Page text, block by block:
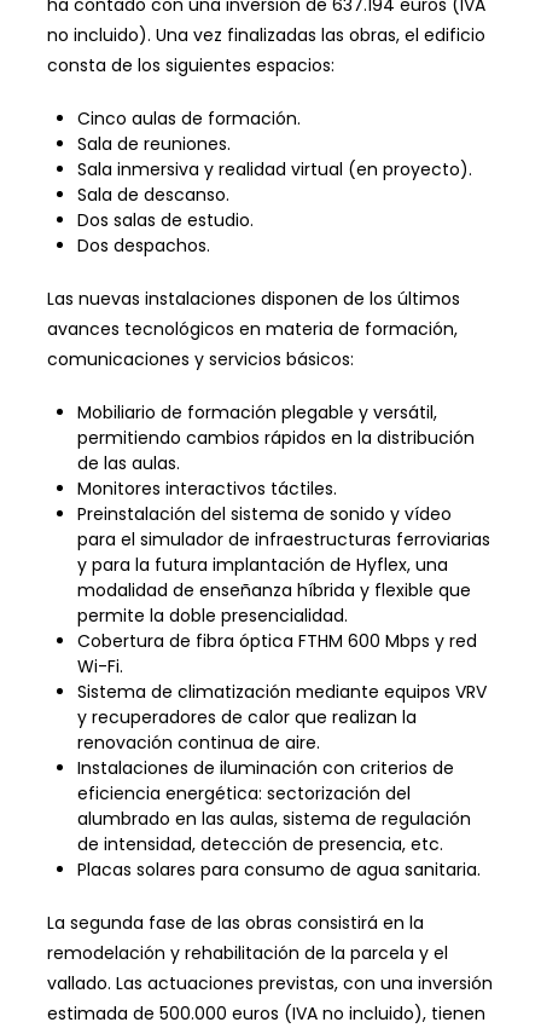
ha contado con una inversión de 637.194 euros (IVA
no incluido). Una vez finalizadas las obras, el edificio
consta de los siguientes espacios:
Cinco aulas de formación.
Sala de reuniones.
Sala inmersiva y realidad virtual (en proyecto).
Sala de descanso.
Dos salas de estudio.
Dos despachos.
Las nuevas instalaciones disponen de los últimos
avances tecnológicos en materia de formación,
comunicaciones y servicios básicos:
Mobiliario de formación plegable y versátil,
permitiendo cambios rápidos en la distribución
de las aulas.
Monitores interactivos táctiles.
Preinstalación del sistema de sonido y vídeo
para el simulador de infraestructuras ferroviarias
y para la futura implantación de Hyflex, una
modalidad de enseñanza híbrida y flexible que
permite la doble presencialidad.
Cobertura de fibra óptica FTHM 600 Mbps y red
Wi-Fi.
Sistema de climatización mediante equipos VRV
y recuperadores de calor que realizan la
renovación continua de aire.
Instalaciones de iluminación con criterios de
eficiencia energética: sectorización del
alumbrado en las aulas, sistema de regulación
de intensidad, detección de presencia, etc.
Placas solares para consumo de agua sanitaria.
La segunda fase de las obras consistirá en la
remodelación y rehabilitación de la parcela y el
vallado. Las actuaciones previstas, con una inversión
estimada de 500.000 euros (IVA no incluido), tienen